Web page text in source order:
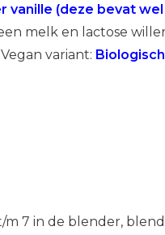
(deze bevat
melk en lactose
variant:
7 in de blender,